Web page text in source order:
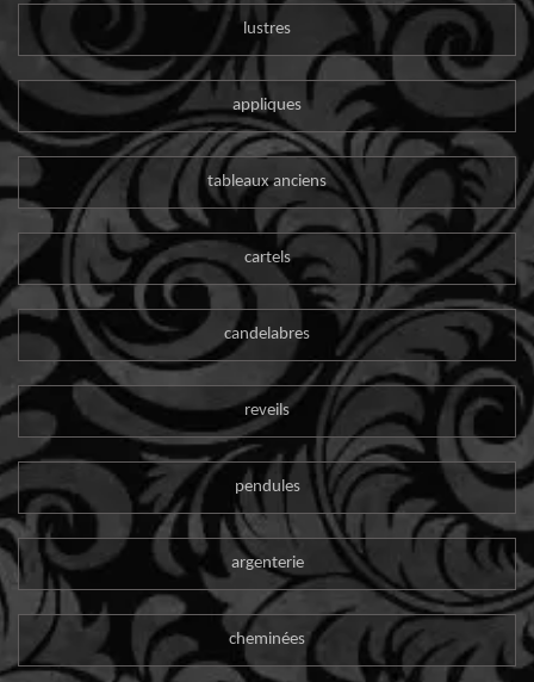
lustres
appliques
tableaux anciens
cartels
candelabres
reveils
pendules
argenterie
cheminées